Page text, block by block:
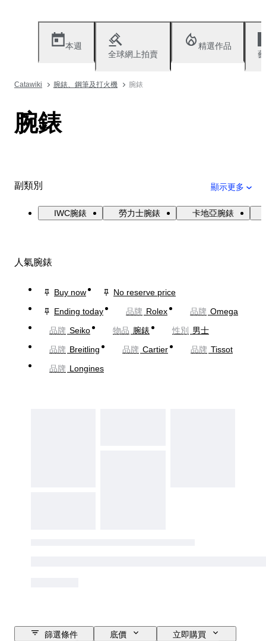
本週
全球網上拍賣
精選作品
Catawiki 腕錶、鋼筆及打火機 腕錶
腕錶
副類別 顯示更多
IWC腕錶 勞力士腕錶 卡地亞腕錶
人氣腕錶
Buy now
No reserve price
Ending today
品牌 Rolex 品牌 Omega
品牌 Seiko 物品 腕錶 性別
男士
品牌 Breitling 品牌 Cartier 品牌 Tissot
品牌 Longines
篩選條件 底價
立即購買